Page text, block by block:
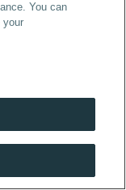
You can
your